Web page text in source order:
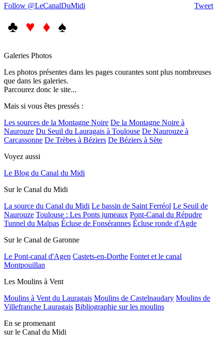
Tweet
Follow @LeCanalDuMidi
♣ ♥ ♦ ♠
Galeries Photos
Les photos présentes dans les pages courantes sont plus nombreuses
que dans les galeries.
Parcourez donc le site...
Mais si vous êtes pressés :
Les sources de la Montagne Noire De la Montagne Noire à
Naurouze Du Seuil du Lauragais à Toulouse De Naurouze à
Carcassonne De Trèbes à Béziers De Béziers à Sète
Voyez aussi
Le Blog du Canal du Midi
Sur le Canal du Midi
La source du Canal du Midi Le bassin de Saint Ferréol Le Seuil de
Naurouze Toulouse : Les Ponts jumeaux Pont-Canal du Répudre
Tunnel du Malpas Écluse de Fonsérannes Écluse ronde d'Agde
Sur le Canal de Garonne
Le Pont-canal d'Agen Castets-en-Dorthe Fontet et le canal
Montpouillan
Les Moulins à Vent
Moulins à Vent du Lauragais Moulins de Castelnaudary Moulins de
Villefranche Lauragais Bibliographie sur les moulins
En se promenant
sur le Canal du Midi